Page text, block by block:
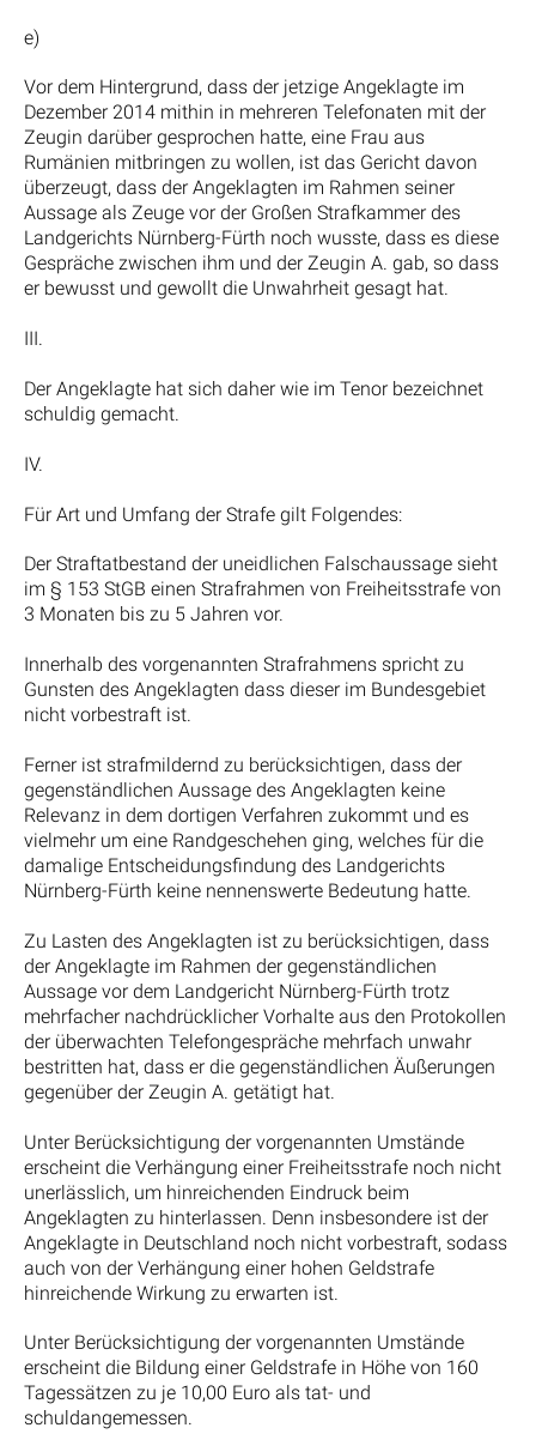
e)
Vor dem Hintergrund, dass der jetzige Angeklagte im
Dezember 2014 mithin in mehreren Telefonaten mit der
Zeugin darüber gesprochen hatte, eine Frau aus
Rumänien mitbringen zu wollen, ist das Gericht davon
überzeugt, dass der Angeklagten im Rahmen seiner
Aussage als Zeuge vor der Großen Strafkammer des
Landgerichts Nürnberg-Fürth noch wusste, dass es diese
Gespräche zwischen ihm und der Zeugin A. gab, so dass
er bewusst und gewollt die Unwahrheit gesagt hat.
III.
Der Angeklagte hat sich daher wie im Tenor bezeichnet
schuldig gemacht.
IV.
Für Art und Umfang der Strafe gilt Folgendes:
Der Straftatbestand der uneidlichen Falschaussage sieht
im § 153 StGB einen Strafrahmen von Freiheitsstrafe von
3 Monaten bis zu 5 Jahren vor.
Innerhalb des vorgenannten Strafrahmens spricht zu
Gunsten des Angeklagten dass dieser im Bundesgebiet
nicht vorbestraft ist.
Ferner ist strafmildernd zu berücksichtigen, dass der
gegenständlichen Aussage des Angeklagten keine
Relevanz in dem dortigen Verfahren zukommt und es
vielmehr um eine Randgeschehen ging, welches für die
damalige Entscheidungsfindung des Landgerichts
Nürnberg-Fürth keine nennenswerte Bedeutung hatte.
Zu Lasten des Angeklagten ist zu berücksichtigen, dass
der Angeklagte im Rahmen der gegenständlichen
Aussage vor dem Landgericht Nürnberg-Fürth trotz
mehrfacher nachdrücklicher Vorhalte aus den Protokollen
der überwachten Telefongespräche mehrfach unwahr
bestritten hat, dass er die gegenständlichen Äußerungen
gegenüber der Zeugin A. getätigt hat.
Unter Berücksichtigung der vorgenannten Umstände
erscheint die Verhängung einer Freiheitsstrafe noch nicht
unerlässlich, um hinreichenden Eindruck beim
Angeklagten zu hinterlassen. Denn insbesondere ist der
Angeklagte in Deutschland noch nicht vorbestraft, sodass
auch von der Verhängung einer hohen Geldstrafe
hinreichende Wirkung zu erwarten ist.
Unter Berücksichtigung der vorgenannten Umstände
erscheint die Bildung einer Geldstrafe in Höhe von 160
Tagessätzen zu je 10,00 Euro als tat- und
schuldangemessen.